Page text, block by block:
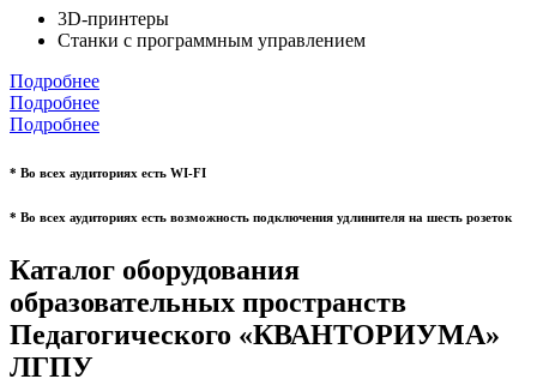
3D-принтеры
Станки с программным управлением
Подробнее
Подробнее
Подробнее
* Во всех аудиториях есть WI-FI
* Во всех аудиториях есть возможность подключения удлинителя на шесть розеток
Каталог оборудования
образовательных пространств
Педагогического «КВАНТОРИУМА»
ЛГПУ